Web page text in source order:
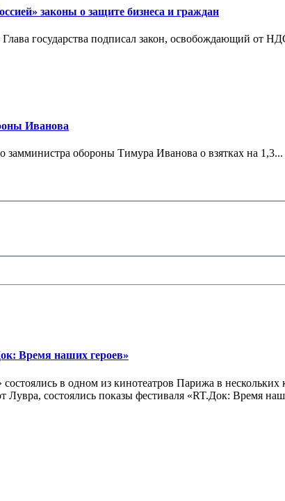
законы о защите бизнеса и граждан
государства подписал закон, освобождающий от
Иванова
обороны Тимура Иванова о взятках на 1,3...
Время наших героев»
в одном из кинотеатров Парижа в
Лувра, состоялись показы фестиваля «RT.Док: Время